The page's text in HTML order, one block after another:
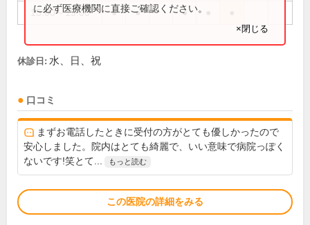
15:00～19:00 ● ● ●
に必ず医療機関に直接ご確認ください。
×閉じる
休診日: 水、日、祝
口コミ
まずお電話したときに受付の方がとても優しかったので
安心しました。院内はとても綺麗で、いい意味で病院っぽく
ないです!笑とて...
もっと読む
この医院の詳細をみる